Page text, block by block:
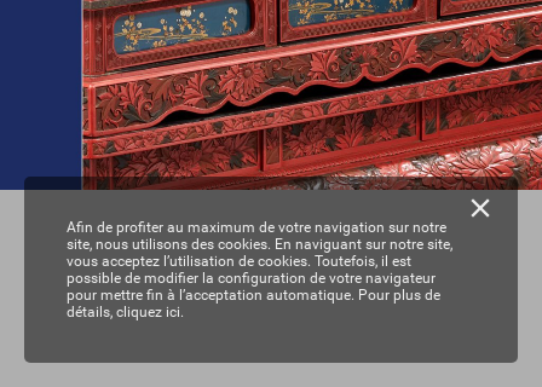
Afin de profiter au maximum de votre navigation sur notre
site, nous utilisons des cookies. En naviguant sur notre site,
vous acceptez l’utilisation de cookies. Toutefois, il est
possible de modifier la configuration de votre navigateur
pour mettre fin à l’acceptation automatique. Pour plus de
détails, cliquez ici.